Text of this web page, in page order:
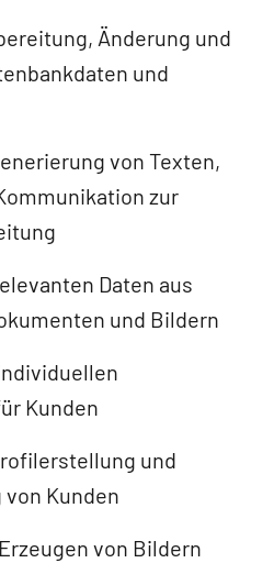
Änderung und
und
von Texten,
zur
Daten aus
und Bildern
Kunden
und
Kunden
von Bildern